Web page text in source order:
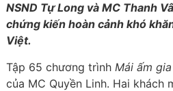
NSND Tự Long và MC Thanh
chứng kiến hoàn cảnh khó
Việt.
Tập 65 chương trình Mái ấm
của MC Quyền Linh. Hai khách